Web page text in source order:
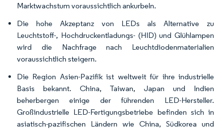
Marktwachstum voraussichtlich ankurbeln.
Die hohe Akzeptanz von LEDs als Alternative zu
Leuchtstoff-, Hochdruckentladungs- (HID) und Glühlampen
wird die Nachfrage nach Leuchtdiodenmaterialien
voraussichtlich steigern.
Die Region Asien-Pazifik ist weltweit für ihre industrielle
Basis bekannt. China, Taiwan, Japan und Indien
beherbergen einige der führenden LED-Hersteller.
Großindustrielle LED-Fertigungsbetriebe befinden sich in
asiatisch-pazifischen Ländern wie China, Südkorea und